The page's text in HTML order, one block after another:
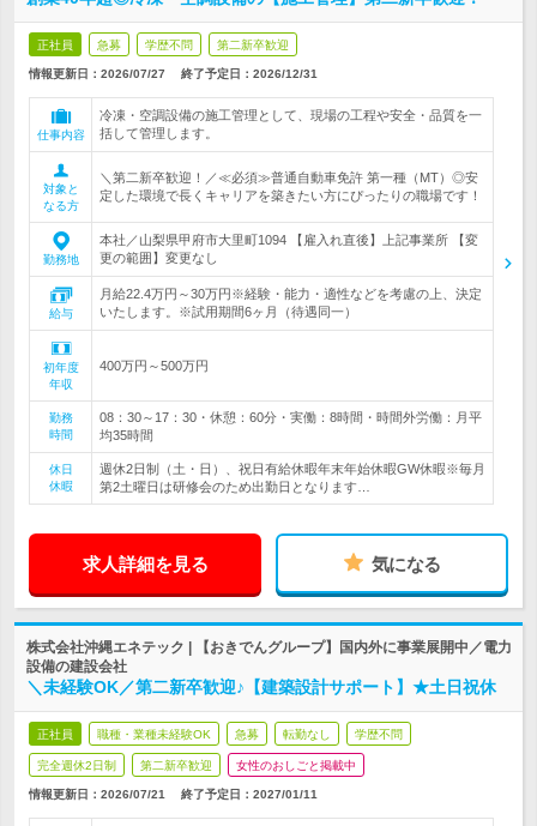
正社員 急募 学歴不問 第二新卒歓迎
情報更新日：2026/07/27 終了予定日： 2026/12/31
仕事内容
冷凍・空調設備の施工管理として、現場の工程や安全・品質を一
括して管理します。
対象と
なる方
＼第二新卒歓迎！／≪必須≫普通自動車免許 第一種（MT）◎安
定した環境で長くキャリアを築きたい方にぴったりの職場です！
勤務地
本社／山梨県甲府市大里町1094 【雇入れ直後】上記事業所 【変
更の範囲】変更なし
給与
月給22.4万円～30万円※経験・能力・適性などを考慮の上、決定
いたします。※試用期間6ヶ月（待遇同一）
初年度
年収
400万円～500万円
勤務
時間
08：30～17：30・休憩：60分・実働：8時間・時間外労働：月平
均35時間
休日
休暇
週休2日制（土・日）、祝日有給休暇年末年始休暇GW休暇※毎月
第2土曜日は研修会のため出勤日となります…
求人詳細を見る 気になる
株式会社沖縄エネテック | 【おきでんグループ】国内外に事業展開中／電力
設備の建設会社
＼未経験OK／第二新卒歓迎♪【建築設計サポート】★土日祝休
正社員 職種・業種未経験OK 急募 転勤なし 学歴不問
完全週休2日制 第二新卒歓迎 女性のおしごと掲載中
情報更新日：2026/07/21 終了予定日： 2027/01/11